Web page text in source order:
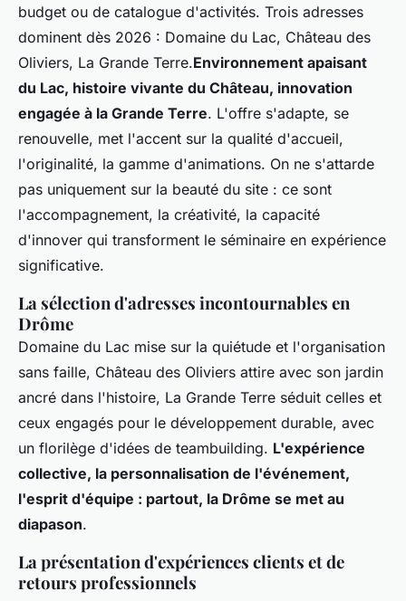
budget ou de catalogue d'activités. Trois adresses
dominent dès 2026 : Domaine du Lac, Château des
Oliviers, La Grande Terre.Environnement apaisant
du Lac, histoire vivante du Château, innovation
engagée à la Grande Terre. L'offre s'adapte, se
renouvelle, met l'accent sur la qualité d'accueil,
l'originalité, la gamme d'animations. On ne s'attarde
pas uniquement sur la beauté du site : ce sont
l'accompagnement, la créativité, la capacité
d'innover qui transforment le séminaire en expérience
significative.
La sélection d'adresses incontournables en
Drôme
Domaine du Lac mise sur la quiétude et l'organisation
sans faille, Château des Oliviers attire avec son jardin
ancré dans l'histoire, La Grande Terre séduit celles et
ceux engagés pour le développement durable, avec
un florilège d'idées de teambuilding. L'expérience
collective, la personnalisation de l'événement,
l'esprit d'équipe : partout, la Drôme se met au
diapason.
La présentation d'expériences clients et de
retours professionnels